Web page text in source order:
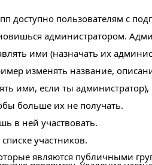
доступно пользователям с
администратором.
ими (назначать их
изменять название,
ими, если ты
больше их не получать.
в ней участвовать.
участников.
являются публичными